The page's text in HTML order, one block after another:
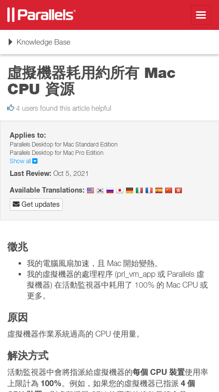
ToggleKnowledge Base
虛擬機器耗用約所有 Mac
CPU 資源
4 users found this article helpful
Applies to:
Parallels Desktop for Mac Standard Edition
Parallels Desktop for Mac Pro Edition
Show all
Last Review: Oct 5, 2021
Available Translations:
Get updates
徵兆
我的電腦風扇加速，且 Mac 開始變熱。
我的虛擬機器的處理程序 (prl_vm_app 或 Parallels 虛
擬機器) 在活動監視器中耗用了 100% 的 Mac CPU 或
更多。
原因
虛擬機器作業系統過高的 CPU 使用量。
解決方式
活動監視器中會將指派給虛擬機器的每個 CPU 裝置使用率
上限計為 100%。例如，如果您的虛擬機器已指派 4 個